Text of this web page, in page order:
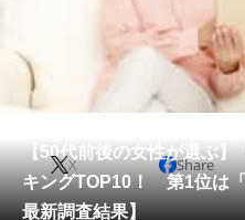
住まい
動物
会員記事
メディア
【50代前後の女性が選ぶ】
キングTOP10！ 第1位は
最新調査結果】
X Share